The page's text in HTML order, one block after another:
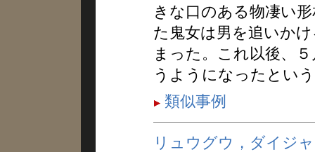
きな口のある物凄い
た鬼女は男を追いか
まった。これ以後、
うようになったとい
類似事例
リュウグウ，ダイジャ